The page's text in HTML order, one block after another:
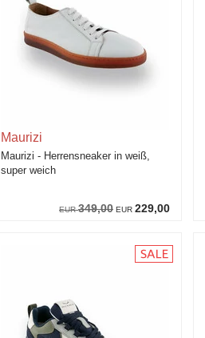
EUR349,00 EUR 229,00
Maurizi
Maurizi - Herrensneaker in weiß,
super weich